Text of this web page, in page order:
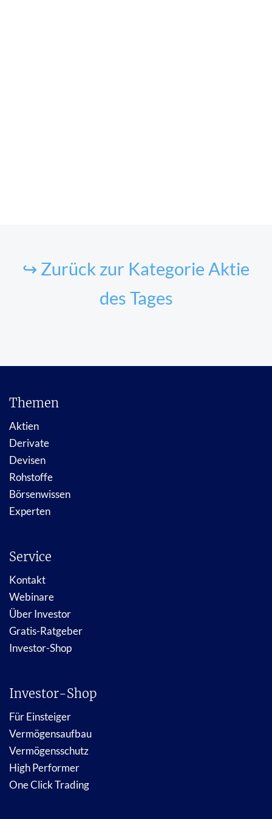
↪ Zurück zur Kategorie Aktie
des Tages
Themen
Aktien
Derivate
Devisen
Rohstoffe
Börsenwissen
Experten
Service
Kontakt
Webinare
Über Investor
Gratis-Ratgeber
Investor-Shop
Investor-Shop
Für Einsteiger
Vermögensaufbau
Vermögensschutz
High Performer
One Click Trading